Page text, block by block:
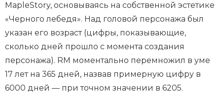
MapleStory, основываясь на собственной эстетике
«Черного лебедя». Над головой персонажа был
указан его возраст (цифры, показывающие,
сколько дней прошло с момента создания
персонажа). RM моментально перемножил в уме
17 лет на 365 дней, назвав примерную цифру в
6000 дней — при точном значении в 6205.